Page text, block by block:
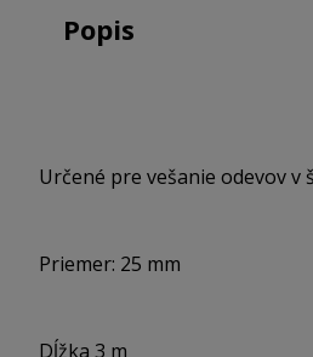
Popis
Určené pre vešanie odevov v
Priemer: 25 mm
Dĺžka 3 m